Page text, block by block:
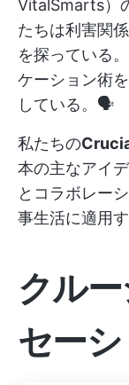
VitalSmarts）
たちは利害関
を探っている
ケーション術
している。🗣️
私たちの
本の主なアイ
とコラボレー
事生活に適用
クル
セー